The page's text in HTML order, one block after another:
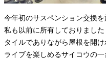
今年初のサスペンション交換
私も以前に所有しておりまし
タイルでありながら屋根を開
ライブを楽しめるサイコウの一